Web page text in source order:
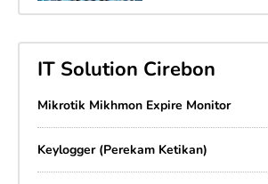
IT Solution Cirebon
Mikrotik Mikhmon Expire Monitor
Keylogger (Perekam Ketikan)